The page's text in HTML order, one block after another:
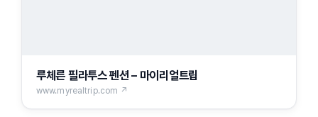
루체른 필라투스 펜션 – 마이리얼트립
www.myrealtrip.com ↗